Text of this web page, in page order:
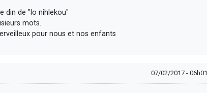
din de "lo nihlekou"
mots.
pour nous et nos enfants
07/02/2017 - 06h01